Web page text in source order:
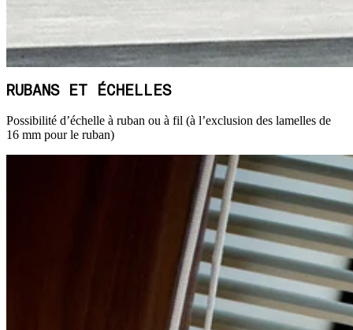
RUBANS ET ÉCHELLES
Possibilité d’échelle à ruban ou à fil (à l’exclusion des lamelles de
16 mm pour le ruban)